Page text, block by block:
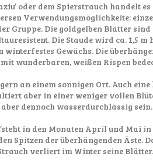
oder dem Spierstrauch handelt
Verwendungsmöglichkeite:
Gruppe. Die goldgelben Blätter
Die Staude wird ca. 1,5 m
winterfestes Gewächs. Die
wunderbaren, weißen Rispen
an einem sonnigen Ort. Auch
aber in einer weniger vollen
dennoch wasserdurchlässig sein.
in den Monaten April und Mai
Spitzen der überhängenden Äste.
verliert im Winter seine Blätter.